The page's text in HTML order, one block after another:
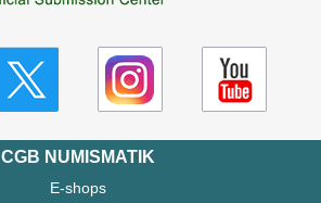
CGB NUMISMATIK
E-shops